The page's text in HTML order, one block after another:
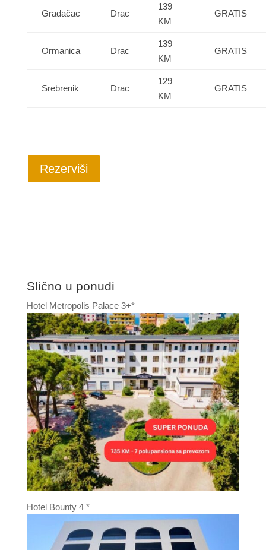
Gradačac Drac
139
KM
GRATIS
Ormanica Drac
139
KM
GRATIS
Srebrenik Drac
129
KM
GRATIS
Rezerviši
Slično u ponudi
Hotel Metropolis Palace 3+*
Hotel Bounty 4 *